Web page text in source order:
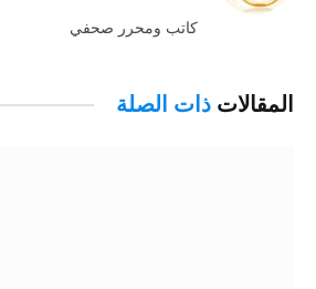
كاتب ومحرر صحفي
المقالات ذات الصلة